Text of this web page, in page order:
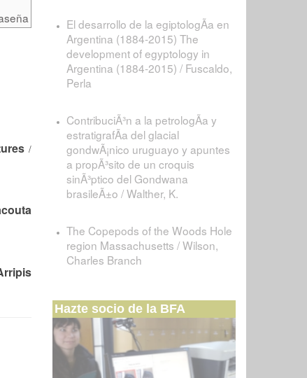
/
El desarrollo de la egiptologÃ­a en
Argentina (1884-2015) The
development of egyptology in
Argentina (1884-2015) / Fuscaldo,
Perla
ContribuciÃ³n a la petrologÃ­a y
estratigrafÃ­a del glacial
gondwÃ¡nico uruguayo y apuntes
a propÃ³sito de un croquis
sinÃ³ptico del Gondwana
brasileÃ±o / Walther, K.
The Copepods of the Woods Hole
region Massachusetts / Wilson,
Charles Branch
Hazte socio de la BFA